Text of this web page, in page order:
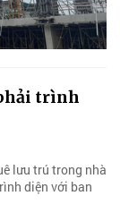
trình
lưu trú trong nhà
diện với ban